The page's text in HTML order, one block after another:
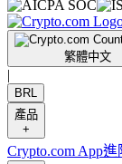
繁體中文
|
BRL
產品
+
Crypto.com App進